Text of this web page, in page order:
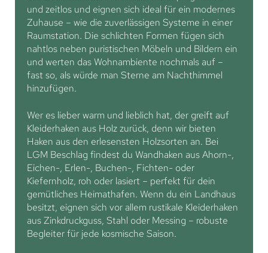
und zeitlos und eignen sich ideal für ein modernes
Zuhause – wie die zuverlässigen Systeme in einer
Raumstation. Die schlichten Formen fügen sich
nahtlos neben puristischen Möbeln und Bildern ein
und werten das Wohnambiente nochmals auf –
fast so, als würde man Sterne am Nachthimmel
hinzufügen.
Wer es lieber warm und lieblich hat, der greift auf
Kleiderhaken aus Holz zurück, denn wir bieten
Haken aus den erlesensten Holzsorten an. Bei
LGM Beschlag findest du Wandhaken aus Ahorn-,
Eichen-, Erlen-, Buchen-, Fichten- oder
Kiefernholz, roh oder lasiert – perfekt für dein
gemütliches Heimathafen. Wenn du ein Landhaus
besitzt, eignen sich vor allem rustikale Kleiderhaken
aus Zinkdruckguss, Stahl oder Messing – robuste
Begleiter für jede kosmische Saison.